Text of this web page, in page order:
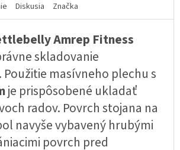
Diskusia Značka
Amrep Fitness
skladovanie
masívneho plechu s
je prispôsobené ukladať
radov. Povrch stojana na
navyše vybavený hrubými
povrch pred